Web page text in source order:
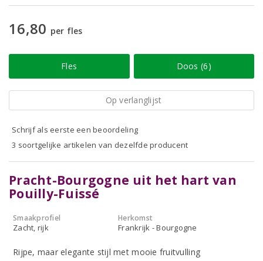
16,80 per fles
Fles Doos (6)
Op verlanglijst
Schrijf als eerste een beoordeling
3 soortgelijke artikelen van dezelfde producent
Pracht-Bourgogne uit het hart van
Pouilly-Fuissé
Smaakprofiel
Zacht, rijk
Herkomst
Frankrijk - Bourgogne
Rijpe, maar elegante stijl met mooie fruitvulling